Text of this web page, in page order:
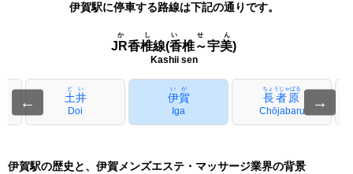
伊賀駅に停車する路線は下記の通りです。
JR香椎線(香椎～宇美)
かしいせん
Kashii sen
← 土井
どい
Doi
伊賀
いが
Iga
長者原
ちょうじゃばる
Chōjabaru
→
伊賀駅の歴史と、伊賀メンズエステ・マッサージ業界の背景